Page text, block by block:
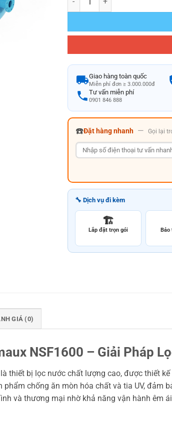
Giao hàng toàn quốc
Miễn phí đơn ≥ 3.000.000đ
Tư vấn miễn phí
0901 846 888
☎️Đặt hàng nhanh — Gọi lại
🔧 Dịch vụ đi kèm
🏗️
Lắp đặt trọn gói Bảo
GIÁ (0)
NSF1600 – Giải Pháp
thiết bị lọc nước chất lượng cao, được thiết
phẩm chống ăn mòn hóa chất và tia UV,
và thương mại nhờ khả năng vận hành êm